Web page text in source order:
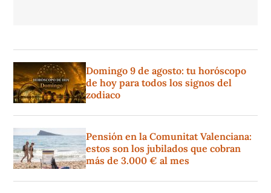
Domingo 9 de agosto: tu horóscopo
de hoy para todos los signos del
zodiaco
Pensión en la Comunitat Valenciana:
estos son los jubilados que cobran
más de 3.000 € al mes